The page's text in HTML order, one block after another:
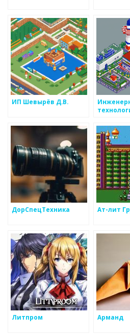
ИП Шевырёв Д.В.
ДорСпецТехника Ат-лит
Литпром Арманд